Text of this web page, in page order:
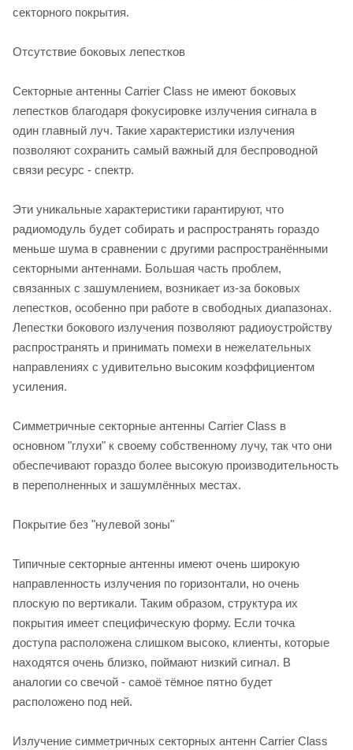
секторного покрытия.
Отсутствие боковых лепестков
Секторные антенны Carrier Class не имеют боковых
лепестков благодаря фокусировке излучения сигнала в
один главный луч. Такие характеристики излучения
позволяют сохранить самый важный для беспроводной
связи ресурс - спектр.
Эти уникальные характеристики гарантируют, что
радиомодуль будет собирать и распространять гораздо
меньше шума в сравнении с другими распространёнными
секторными антеннами. Большая часть проблем,
связанных с зашумлением, возникает из-за боковых
лепестков, особенно при работе в свободных диапазонах.
Лепестки бокового излучения позволяют радиоустройству
распространять и принимать помехи в нежелательных
направлениях с удивительно высоким коэффициентом
усиления.
Симметричные секторные антенны Carrier Class в
основном "глухи" к своему собственному лучу, так что они
обеспечивают гораздо более высокую производительность
в переполненных и зашумлённых местах.
Покрытие без "нулевой зоны"
Типичные секторные антенны имеют очень широкую
направленность излучения по горизонтали, но очень
плоскую по вертикали. Таким образом, структура их
покрытия имеет специфическую форму. Если точка
доступа расположена слишком высоко, клиенты, которые
находятся очень близко, поймают низкий сигнал. В
аналогии со свечой - самоё тёмное пятно будет
расположено под ней.
Излучение симметричных секторных антенн Carrier Class